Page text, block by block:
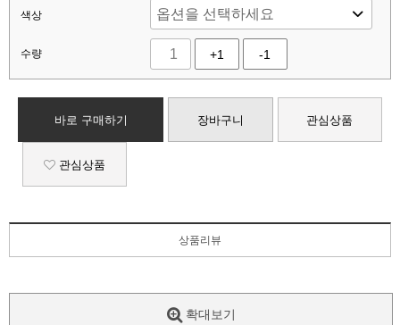
색상
수량 +1 -1
바로 구매하기 장바구니 관심상품
관심상품
상품리뷰
확대보기